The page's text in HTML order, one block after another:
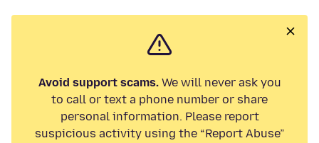
Avoid support scams.We will never ask you
to call or text a phone number or share
personal information. Please report
suspicious activity using the “Report Abuse”